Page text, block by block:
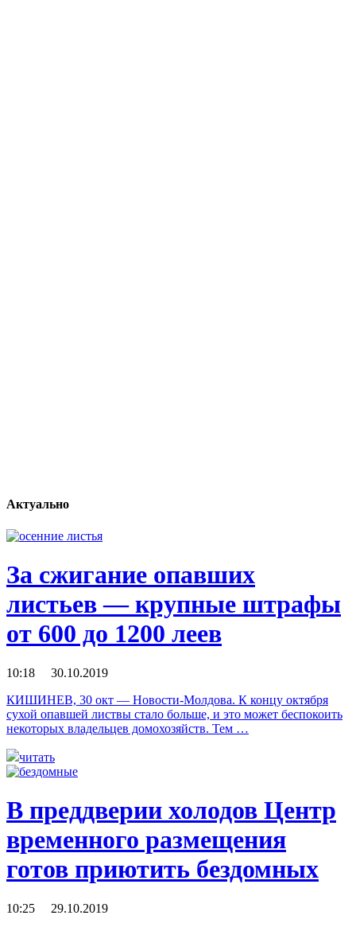
Актуально
За сжигание опавших
листьев — крупные штрафы
от 600 до 1200 леев
10:18 30.10.2019
КИШИНЕВ, 30 окт — Новости-Молдова. К концу октября
сухой опавшей листвы стало больше, и это может беспокоить
некоторых владельцев домохозяйств. Тем …
читать
В преддверии холодов Центр
временного размещения
готов приютить бездомных
10:25 29.10.2019